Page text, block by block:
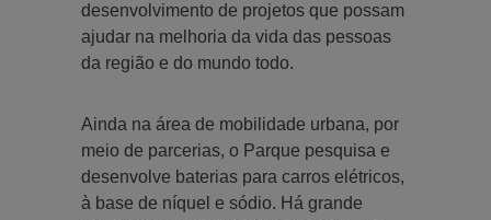
desenvolvimento de projetos que possam
ajudar na melhoria da vida das pessoas
da região e do mundo todo.
Ainda na área de mobilidade urbana, por
meio de parcerias, o Parque pesquisa e
desenvolve baterias para carros elétricos,
à base de níquel e sódio. Há grande